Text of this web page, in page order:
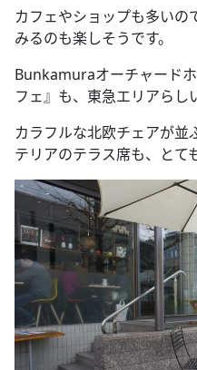
カフェやショップも多いの
みるのも楽しそうです。
Bunkamuraオーチャード
フェ』も、東急エリアらし
カラフルな北欧チェアが並
テリアのテラス席も、とて